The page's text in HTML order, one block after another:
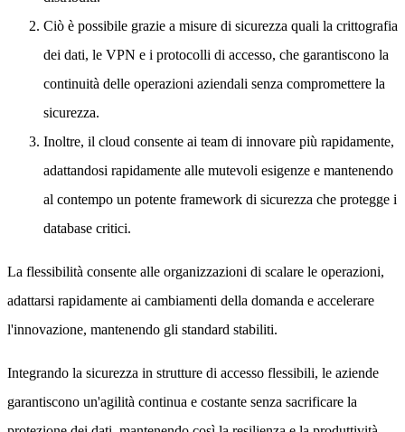
Ciò è possibile grazie a misure di sicurezza quali la crittografia
dei dati, le VPN e i protocolli di accesso, che garantiscono la
continuità delle operazioni aziendali senza compromettere la
sicurezza.
Inoltre, il cloud consente ai team di innovare più rapidamente,
adattandosi rapidamente alle mutevoli esigenze e mantenendo
al contempo un potente framework di sicurezza che protegge i
database critici.
La flessibilità consente alle organizzazioni di scalare le operazioni,
adattarsi rapidamente ai cambiamenti della domanda e accelerare
l'innovazione, mantenendo gli standard stabiliti.
Integrando la sicurezza in strutture di accesso flessibili, le aziende
garantiscono un'agilità continua e costante senza sacrificare la